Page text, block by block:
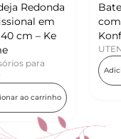
Batedor de Ovos
com Raspador –
Konfektt
UTENSÍLIOS
Adicionar ao carrinho